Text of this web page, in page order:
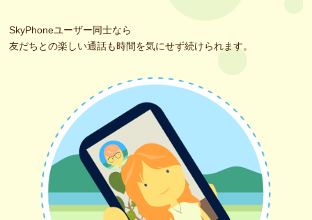
SkyPhoneユーザー同士なら
友だちとの楽しい通話も時間を気にせず続けられます。